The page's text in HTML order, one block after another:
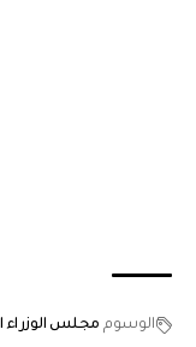
الوسوم مجلس الوزراء